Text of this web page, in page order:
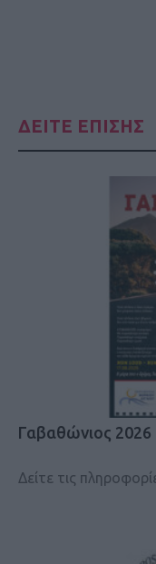
ΔΕΙΤΕ ΕΠΙΣΗΣ
Γαβαθώνιος 2026
Δείτε τις